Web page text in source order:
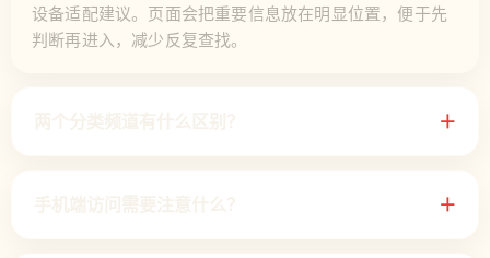
设备适配建议。页面会把重要信息放在明显位置，便于先
判断再进入，减少反复查找。
＋
＋